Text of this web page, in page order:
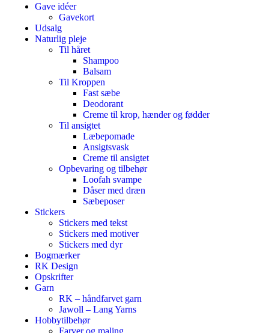
Gave idéer
Gavekort
Udsalg
Naturlig pleje
Til håret
Shampoo
Balsam
Til Kroppen
Fast sæbe
Deodorant
Creme til krop, hænder og fødder
Til ansigtet
Læbepomade
Ansigtsvask
Creme til ansigtet
Opbevaring og tilbehør
Loofah svampe
Dåser med dræn
Sæbeposer
Stickers
Stickers med tekst
Stickers med motiver
Stickers med dyr
Bogmærker
RK Design
Opskrifter
Garn
RK – håndfarvet garn
Jawoll – Lang Yarns
Hobbytilbehør
Farver og maling